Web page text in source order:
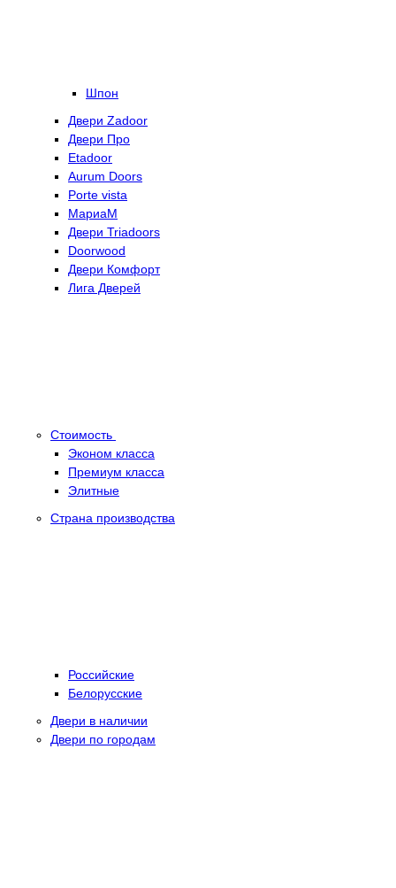
Шпон
Двери Zadoor
Двери Про
Etadoor
Aurum Doors
Porte vista
МариаМ
Двери Triadoors
Doorwood
Двери Комфорт
Лига Дверей
Стоимость
Эконом класса
Премиум класса
Элитные
Страна производства
Российские
Белорусские
Двери в наличии
Двери по городам